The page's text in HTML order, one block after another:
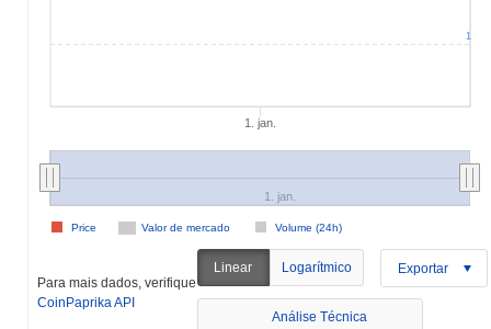
1. jan.
Valor de mercado Volume (24h)
Price
1. jan.
1
Para mais dados, verifique
CoinPaprika API
Linear Logarítmico Exportar
Análise Técnica